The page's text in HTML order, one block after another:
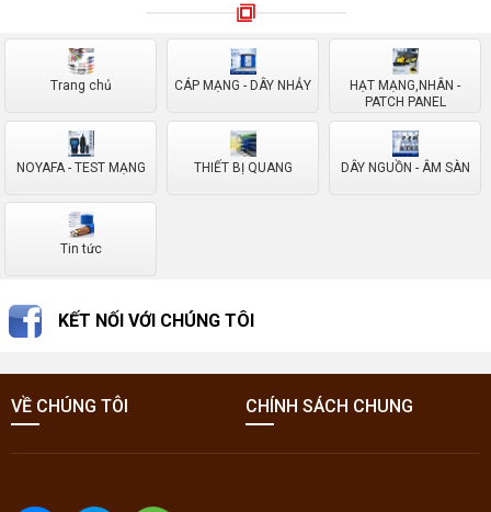
Trang chủ CÁP MẠNG - DÂY NHẢY
HẠT MẠNG,NHÂN -
PATCH PANEL
NOYAFA - TEST MẠNG THIẾT BỊ QUANG DÂY NGUỒN - ÂM SÀN
Tin tức
KẾT NỐI VỚI CHÚNG TÔI
VỀ CHÚNG TÔI CHÍNH SÁCH CHUNG